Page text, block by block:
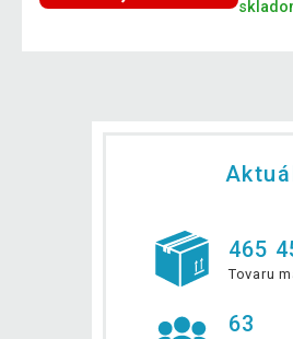
465
Tovaru
63